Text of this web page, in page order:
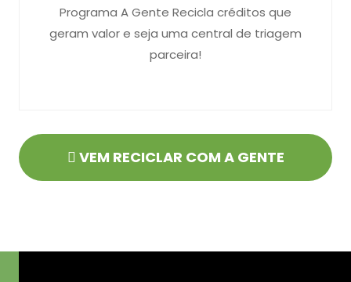
Programa A Gente Recicla créditos que
geram valor e seja uma central de triagem
parceira!
VEM RECICLAR COM A GENTE